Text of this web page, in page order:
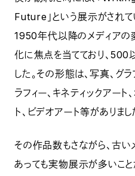
Future」という展示がされて
1950年代以降のメディアの
化に焦点を当てており、
した。その形態は、写真、グ
ラフィー、キネティックアート
ト、ビデオアート等がありまし
その作品数もさながら、古
あっても実物展示が多いこ